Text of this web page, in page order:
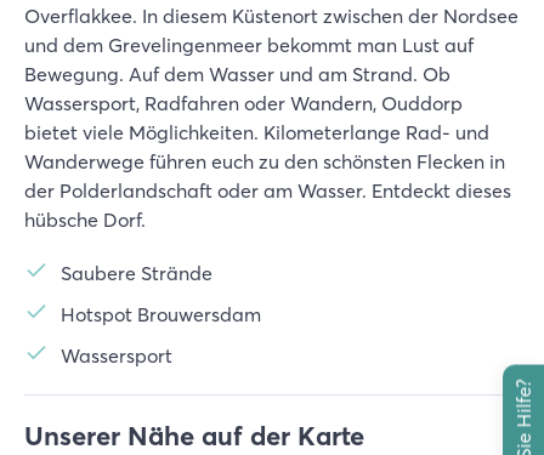
Overflakkee. In diesem Küstenort zwischen der Nordsee
und dem Grevelingenmeer bekommt man Lust auf
Bewegung. Auf dem Wasser und am Strand. Ob
Wassersport, Radfahren oder Wandern, Ouddorp
bietet viele Möglichkeiten. Kilometerlange Rad- und
Wanderwege führen euch zu den schönsten Flecken in
der Polderlandschaft oder am Wasser. Entdeckt dieses
hübsche Dorf.
Saubere Strände
Hotspot Brouwersdam
Wassersport
Unserer Nähe auf der Karte